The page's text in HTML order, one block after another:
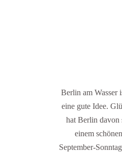
Berlin am Wasser
eine gute Idee.
hat Berlin davon
einem
September-